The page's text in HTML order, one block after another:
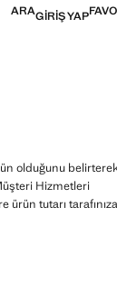
ARAGIRIŞ YAP
olduğunu
Hizmetleri
tutarı tarafınıza